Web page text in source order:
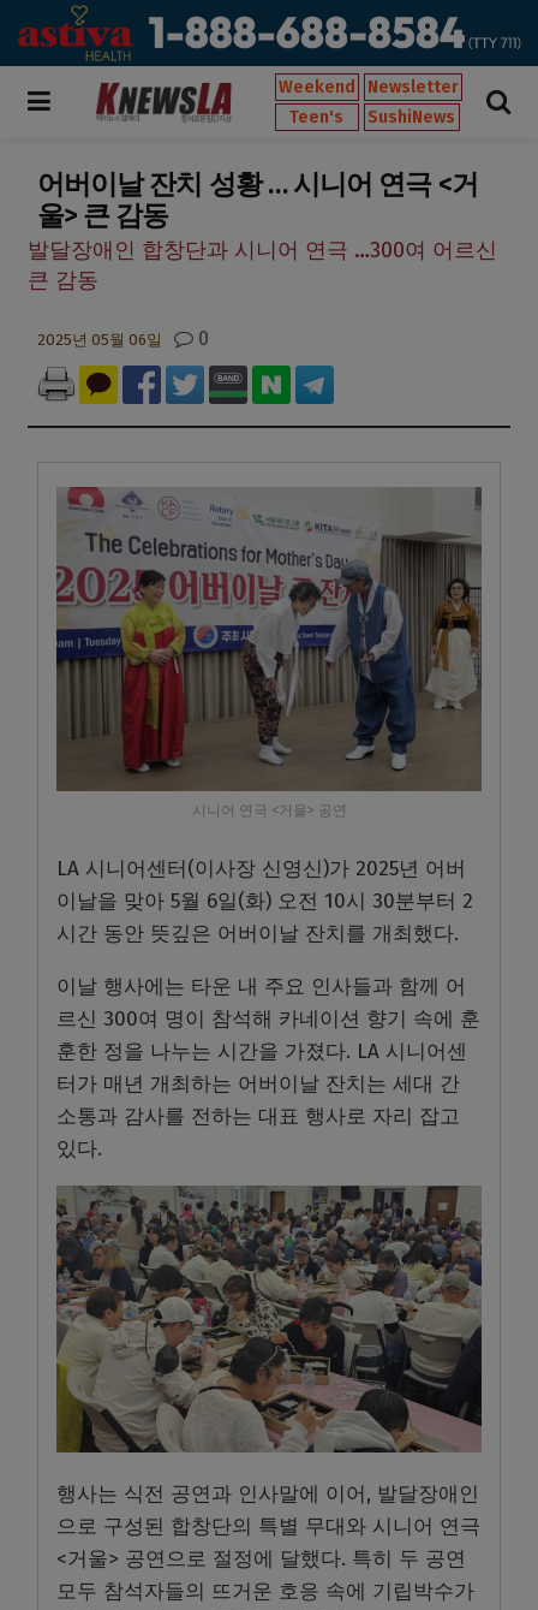
Weekend
Newsletter
Teen's
SushiNews
어버이날 잔치 성황 … 시니어 연극 <거
울> 큰 감동
발달장애인 합창단과 시니어 연극 …300여 어르신
큰 감동
2025년 05월 06일 0
시니어 연극 <거울> 공연
LA 시니어센터(이사장 신영신)가 2025년 어버
이날을 맞아 5월 6일(화) 오전 10시 30분부터 2
시간 동안 뜻깊은 어버이날 잔치를 개최했다.
이날 행사에는 타운 내 주요 인사들과 함께 어
르신 300여 명이 참석해 카네이션 향기 속에 훈
훈한 정을 나누는 시간을 가졌다. LA 시니어센
터가 매년 개최하는 어버이날 잔치는 세대 간
소통과 감사를 전하는 대표 행사로 자리 잡고
있다.
행사는 식전 공연과 인사말에 이어, 발달장애인
으로 구성된 합창단의 특별 무대와 시니어 연극
<거울> 공연으로 절정에 달했다. 특히 두 공연
모두 참석자들의 뜨거운 호응 속에 기립박수가